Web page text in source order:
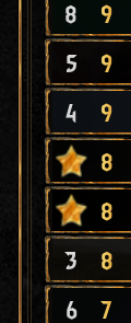
8 9
5 9
4 9
8
8
3 8
6 7